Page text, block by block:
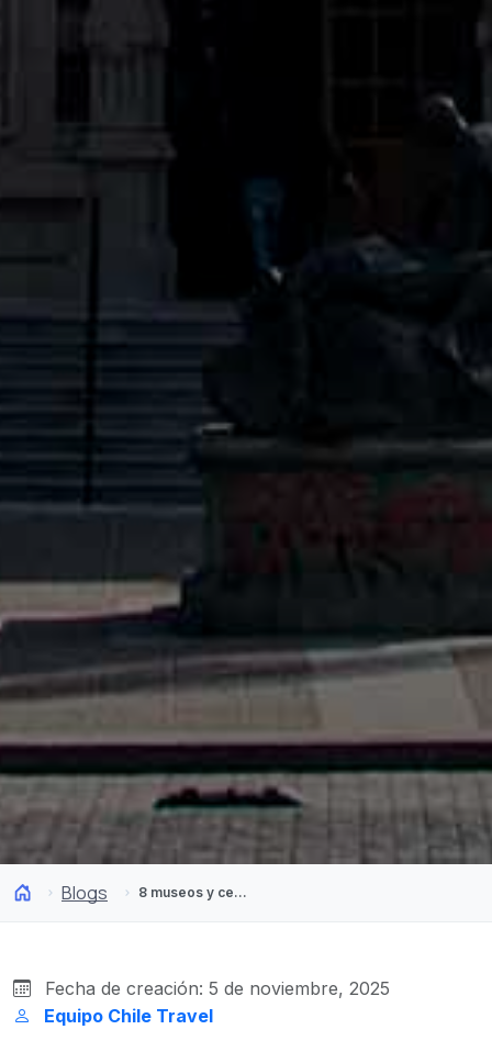
Blogs 8 museos y centros culturales de Chile que debes conocer
Fecha de creación: 5 de noviembre, 2025
Equipo Chile Travel